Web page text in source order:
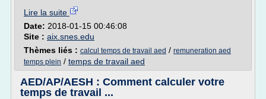
Lire la suite
Date: 2018-01-15 00:46:08
Site : aix.snes.edu
Thèmes liés : calcul temps de travail aed / remuneration aed
temps plein / temps de travail aed
AED/AP/AESH : Comment calculer votre
temps de travail ...